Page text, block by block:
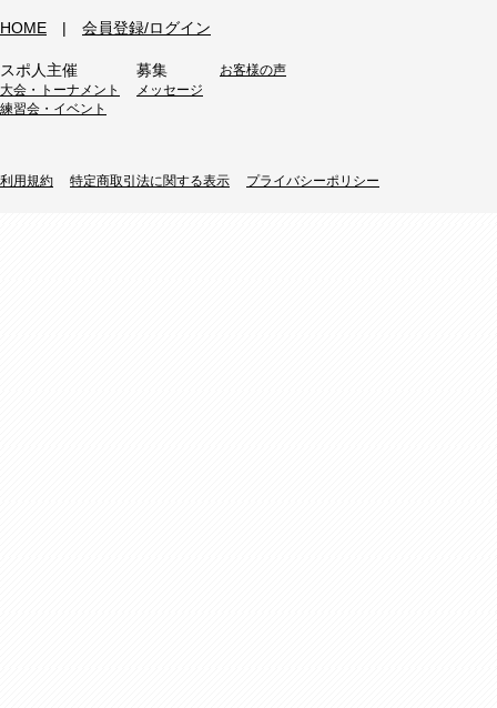
HOME | 会員登録/ログイン
スポ人主催
大会・トーナメント
練習会・イベント
募集
メッセージ
お客様の声
利用規約 特定商取引法に関する表示 プライバシーポリシー